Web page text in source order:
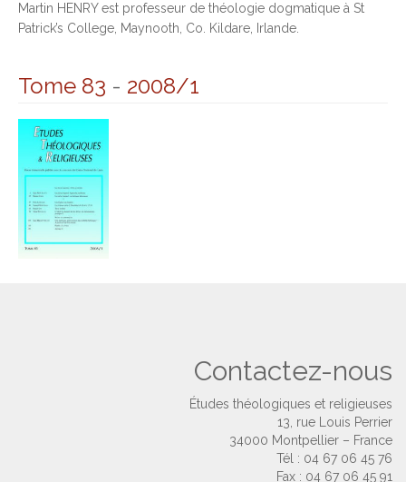
Martin HENRY est professeur de théologie dogmatique à St
Patrick’s College, Maynooth, Co. Kildare, Irlande.
Tome 83 - 2008/1
Contactez-nous
Études théologiques et religieuses
13, rue Louis Perrier
34000 Montpellier – France
Tél : 04 67 06 45 76
Fax : 04 67 06 45 91